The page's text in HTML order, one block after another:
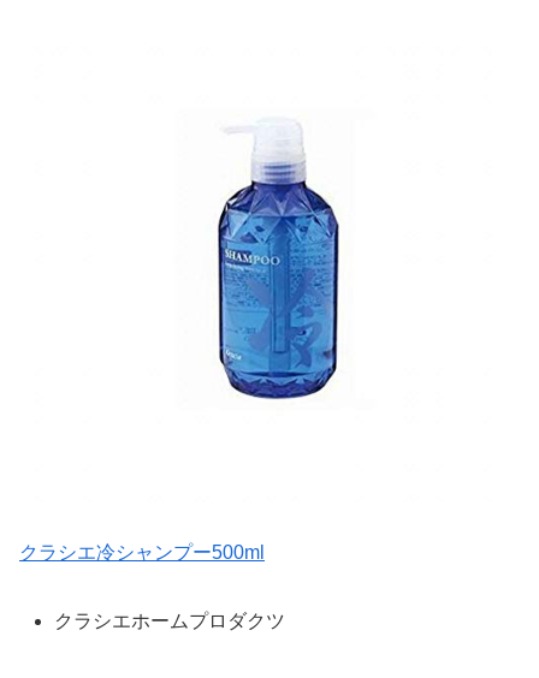
クラシエ冷シャンプー500ml
クラシエホームプロダクツ